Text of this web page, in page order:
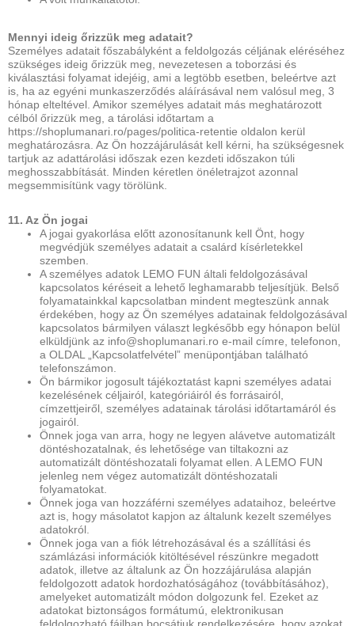
Mennyi ideig őrizzük meg adatait?
Személyes adatait főszabályként a feldolgozás céljának eléréséhez
szükséges ideig őrizzük meg, nevezetesen a toborzási és
kiválasztási folyamat idejéig, ami a legtöbb esetben, beleértve azt
is, ha az egyéni munkaszerződés aláírásával nem valósul meg, 3
hónap elteltével. Amikor személyes adatait más meghatározott
célból őrizzük meg, a tárolási időtartam a
https://shoplumanari.ro/pages/politica-retentie oldalon kerül
meghatározásra. Az Ön hozzájárulását kell kérni, ha szükségesnek
tartjuk az adattárolási időszak ezen kezdeti időszakon túli
meghosszabbítását. Minden kéretlen önéletrajzot azonnal
megsemmisítünk vagy törölünk.
11. Az Ön jogai
A jogai gyakorlása előtt azonosítanunk kell Önt, hogy
megvédjük személyes adatait a csalárd kísérletekkel
szemben.
A személyes adatok LEMO FUN általi feldolgozásával
kapcsolatos kéréseit a lehető leghamarabb teljesítjük. Belső
folyamatainkkal kapcsolatban mindent megteszünk annak
érdekében, hogy az Ön személyes adatainak feldolgozásával
kapcsolatos bármilyen választ legkésőbb egy hónapon belül
elküldjünk az info@shoplumanari.ro e-mail címre, telefonon,
a OLDAL „Kapcsolatfelvétel” menüpontjában található
telefonszámon.
Ön bármikor jogosult tájékoztatást kapni személyes adatai
kezelésének céljairól, kategóriáiról és forrásairól,
címzettjeiről, személyes adatainak tárolási időtartamáról és
jogairól.
Önnek joga van arra, hogy ne legyen alávetve automatizált
döntéshozatalnak, és lehetősége van tiltakozni az
automatizált döntéshozatali folyamat ellen. A LEMO FUN
jelenleg nem végez automatizált döntéshozatali
folyamatokat.
Önnek joga van hozzáférni személyes adataihoz, beleértve
azt is, hogy másolatot kapjon az általunk kezelt személyes
adatokról.
Önnek joga van a fiók létrehozásával és a szállítási és
számlázási információk kitöltésével részünkre megadott
adatok, illetve az általunk az Ön hozzájárulása alapján
feldolgozott adatok hordozhatóságához (továbbításához),
amelyeket automatizált módon dolgozunk fel. Ezeket az
adatokat biztonságos formátumú, elektronikusan